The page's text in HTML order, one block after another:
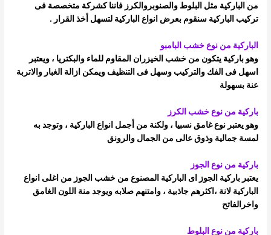
من الباركية مثل البلوط والصنوبروالكرز فاننا كشركة متخصصة فى
تركيب الباركية سنقوم بعرض انواع الباركية لتسهل أخذ القرار .
الباركية من نوع خشب البامبو
وهو باركية يتكون من خشب الخيزران المقاوم للماء والبكتريا ، ويعتبر
اسهل فى الفك والتركيب وسهل فى التنظيف ويمكن ازالة الغبار والاتربة
عنةبسهولة
باركية من نوع خشب الكرز
وهو يعتبر نوع غامق نسبيا ، ولكنة من أجمل انواع الباركية ، وتوجد به
لمسة جمالية وذوق عالى من الجمال والرونق
باركية من نوع الجوز
يعتبر باركية الجوز اى الباركية المصنوع من خشب الجوز من اغلى انواع
الباركية لانة ،اكثرهم جاذبية ، وامتنهم صلابه ويوجد منة اللون الغامق
واخر الفاتح
باركية من نوع البلوط